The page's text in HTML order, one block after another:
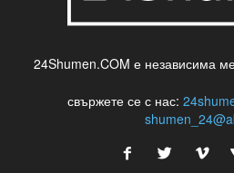
24Shumen.COM е независима
свържете се с нас: